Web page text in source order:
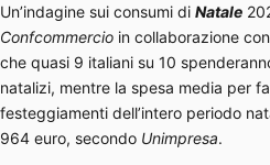
Un’indagine sui consumi di Natale
Confcommercio in collaborazione con
che quasi 9 italiani su 10
natalizi, mentre la spesa media per
festeggiamenti dell’intero periodo
964 euro, secondo Unimpresa.